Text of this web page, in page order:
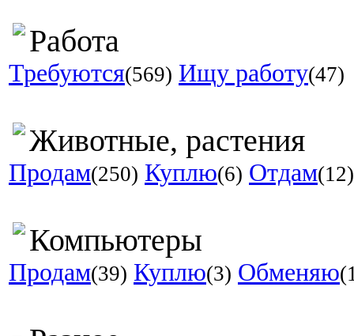
Работа
Требуются(569) Ищу работу(47)
Животные, растения
Продам(250) Куплю(6) Отдам(12)
Компьютеры
Продам(39) Куплю(3) Обменяю